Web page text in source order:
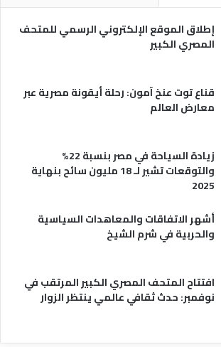
إطلاق الموقع الإلكتروني الرسمي للمتحف
المصري الكبير
قناع توت عنخ آمون: رحلة أيقونة مصرية عبر
معارض العالم
زيادة السياحة في مصر بنسبة 22%
والتوقعات تشير لـ 18 مليون سائح بنهاية
2025
أشهر الاتفاقات والمعاهدات السياسية
والحربية في شرم الشيخ
افتتاح المتحف المصري الكبير المرتقب في
نوفمبر: حدث ثقافي عالمي ينتظر الزوار